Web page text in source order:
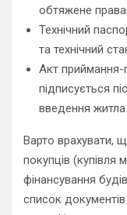
обтяжене
Технічний
та технічний
Акт приймання-
підписується
введення житла
Варто врахувати,
покупців (купівля
фінансування
список